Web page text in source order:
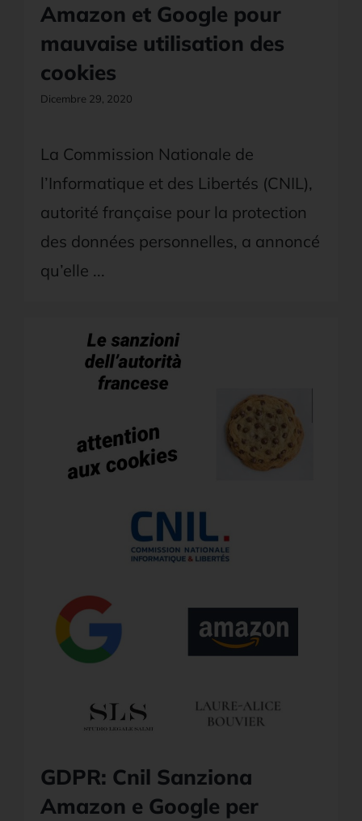
Amazon et Google pour
mauvaise utilisation des
cookies
Dicembre 29, 2020
La Commission Nationale de
l’Informatique et des Libertés (CNIL),
autorité française pour la protection
des données personnelles, a annoncé
qu’elle ...
GDPR: Cnil Sanziona
Amazon e Google per